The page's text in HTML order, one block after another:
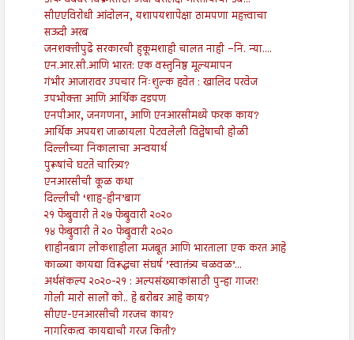
सीएएविरोधी आंदोलन, यशापयशापेक्षा ठामपणा महत्त्वाचा
सऊदी अरब
जनशक्तीपुढे सरकारची हुकूमशाही चालत नाही –नि. न्या....
एन.आर.सी.आणि भारत: एक वस्तुनिष्ठ मूल्यमापन
गंभीर आजारावर उपचार निःशुल्क हवेत : खालिद परवेज
उपभोक्ता आणि आर्थिक दडपण
एनपीआर, जनगणना, आणि एनआरसीमध्ये फरक काय?
आर्थिक अपयश जाळायला पेटवलेली विद्वेषाची होळी
दिल्लीच्या निकालाचा अन्वयार्थ
पुरूषांचे घटते चारित्र्य?
एनआरसीची कूळ कथा
दिल्लीची ‘शाह-हीन’बाग
२१ फेब्रुवारी ते २७ फेब्रुवारी २०२०
१४ फेब्रुवारी ते २० फेब्रुवारी २०२०
शाहीनबाग लोकशाहीला मजबूत आणि भारताला एक करत आहे
काळ्या कायद्या विरूद्धचा संघर्ष ’स्वातंत्र्य चळवळ’...
अर्थसंकल्प २०२०-२१ : अल्पसंख्याकांसाठी पुन्हा गाजर!
गोली मारो सालों को.. हे बरोबर आहे काय?
सीएए-एनआरसीची गरजच काय?
नागरिकत्व कायद्याची गरज किती?